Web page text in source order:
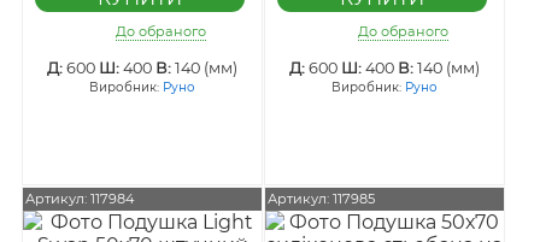
До обраного
Д:600 Ш:400 В:140 (мм)
Виробник: Руно
До обраного
Д: 600Ш: 400В: 140 (мм)
Виробник: Руно
Артикул: 117984 Артикул: 117985